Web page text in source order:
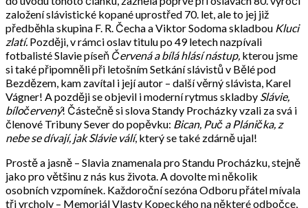
založení slávistické kopané uprostřed 70. let, ale to jej již
předběhla skupina F. R. Čecha a Viktor Sodoma skladbou Kluci
zlatí. Později, v rámci oslav titulu po 49 letech nazpívali
fotbalisté Slavie píseň Červená a bílá hlásí nástup, kterou jsme
si také připomněli při letošním Setkání slávistů v Bělé pod
Bezdězem, kam zavítal i její autor – další věrný slávista, Karel
Vágner! A později se objevil i moderní rytmus skladby Slávie,
bíločervený! Částečně si slova Standy Procházky vzali za svá i
členové Tribuny Sever do popěvku: Bican, Puč a Plánička, z
nebe se dívají, jak Slávie válí, který se také zdárně ujal!
Prostě a jasně – Slavia znamenala pro Standu Procházku, stejně
jako pro většinu z nás kus života. A dovolte mi několik
osobních vzpomínek. Každoroční sezóna Odboru přátel mívala
tři vrcholy – Memoriál Vlasty Kopeckého na některé odbočce,